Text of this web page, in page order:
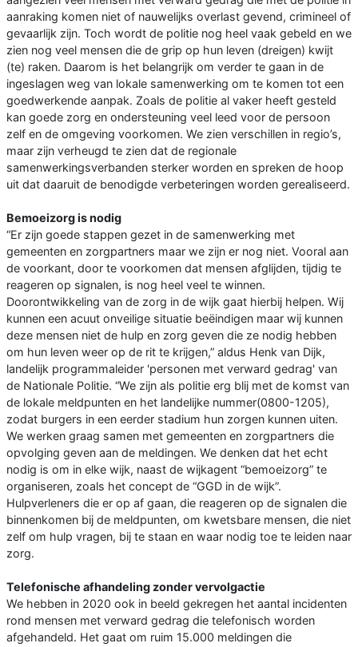
aanraking komen niet of nauwelijks overlast gevend, crimineel of
gevaarlijk zijn. Toch wordt de politie nog heel vaak gebeld en we
zien nog veel mensen die de grip op hun leven (dreigen) kwijt
(te) raken. Daarom is het belangrijk om verder te gaan in de
ingeslagen weg van lokale samenwerking om te komen tot een
goedwerkende aanpak. Zoals de politie al vaker heeft gesteld
kan goede zorg en ondersteuning veel leed voor de persoon
zelf en de omgeving voorkomen. We zien verschillen in regio’s,
maar zijn verheugd te zien dat de regionale
samenwerkingsverbanden sterker worden en spreken de hoop
uit dat daaruit de benodigde verbeteringen worden gerealiseerd.
Bemoeizorg is nodig
“Er zijn goede stappen gezet in de samenwerking met
gemeenten en zorgpartners maar we zijn er nog niet. Vooral aan
de voorkant, door te voorkomen dat mensen afglijden, tijdig te
reageren op signalen, is nog heel veel te winnen.
Doorontwikkeling van de zorg in de wijk gaat hierbij helpen. Wij
kunnen een acuut onveilige situatie beëindigen maar wij kunnen
deze mensen niet de hulp en zorg geven die ze nodig hebben
om hun leven weer op de rit te krijgen,” aldus Henk van Dijk,
landelijk programmaleider 'personen met verward gedrag' van
de Nationale Politie. “We zijn als politie erg blij met de komst van
de lokale meldpunten en het landelijke nummer(0800-1205),
zodat burgers in een eerder stadium hun zorgen kunnen uiten.
We werken graag samen met gemeenten en zorgpartners die
opvolging geven aan de meldingen. We denken dat het echt
nodig is om in elke wijk, naast de wijkagent “bemoeizorg” te
organiseren, zoals het concept de “GGD in de wijk”.
Hulpverleners die er op af gaan, die reageren op de signalen die
binnenkomen bij de meldpunten, om kwetsbare mensen, die niet
zelf om hulp vragen, bij te staan en waar nodig toe te leiden naar
zorg.
Telefonische afhandeling zonder vervolgactie
We hebben in 2020 ook in beeld gekregen het aantal incidenten
rond mensen met verward gedrag die telefonisch worden
afgehandeld. Het gaat om ruim 15.000 meldingen die